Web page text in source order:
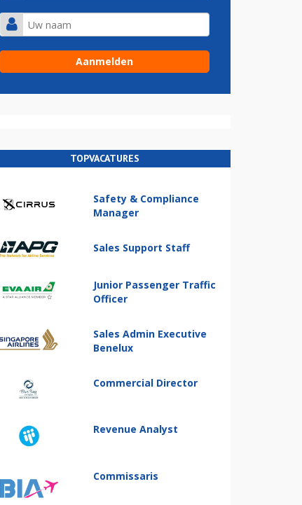
TOPVACATURES
Safety & Compliance
Manager
Sales Support Staff
Junior Passenger Traffic
Officer
Sales Admin Executive
Benelux
Commercial Director
Revenue Analyst
Commissaris